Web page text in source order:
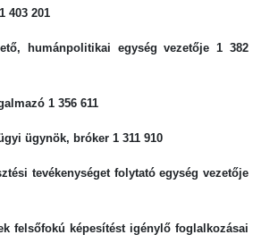
403 201
humánpolitikai egység vezetője 1 382
1 356 611
ügynök, bróker 1 311 910
tevékenységet folytató egység vezetője
felsőfokú képesítést igénylő foglalkozásai